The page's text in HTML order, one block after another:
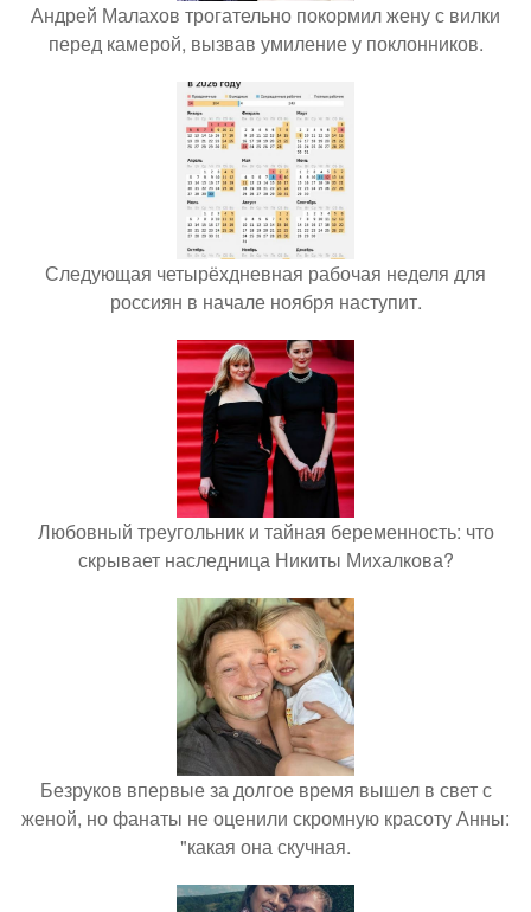
Андрей Малахов трогательно покормил жену с вилки
перед камерой, вызвав умиление у поклонников.
Следующая четырёхдневная рабочая неделя для
россиян в начале ноября наступит.
Любовный треугольник и тайная беременность: что
скрывает наследница Никиты Михалкова?
Безруков впервые за долгое время вышел в свет с
женой, но фанаты не оценили скромную красоту Анны:
"какая она скучная.